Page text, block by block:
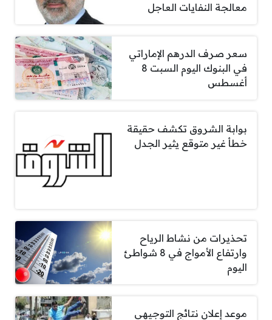
معالجة النفايات العاجل
سعر صرف الدرهم الإماراتي
في البنوك اليوم السبت 8
أغسطس
بوابة الشروق تكشف حقيقة
خطأ غير متوقع يثير الجدل
تحذيرات من نشاط الرياح
وارتفاع الأمواج في 8 شواطئ
اليوم
موعد إعلان نتائج التوجيهي